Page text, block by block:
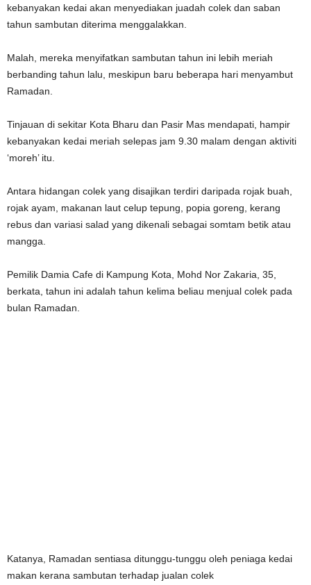
kebanyakan kedai akan menyediakan juadah colek dan saban
tahun sambutan diterima menggalakkan.
Malah, mereka menyifatkan sambutan tahun ini lebih meriah
berbanding tahun lalu, meskipun baru beberapa hari menyambut
Ramadan.
Tinjauan di sekitar Kota Bharu dan Pasir Mas mendapati, hampir
kebanyakan kedai meriah selepas jam 9.30 malam dengan aktiviti
‘moreh’ itu.
Antara hidangan colek yang disajikan terdiri daripada rojak buah,
rojak ayam, makanan laut celup tepung, popia goreng, kerang
rebus dan variasi salad yang dikenali sebagai somtam betik atau
mangga.
Pemilik Damia Cafe di Kampung Kota, Mohd Nor Zakaria, 35,
berkata, tahun ini adalah tahun kelima beliau menjual colek pada
bulan Ramadan.
Katanya, Ramadan sentiasa ditunggu-tunggu oleh peniaga kedai
makan kerana sambutan terhadap jualan colek